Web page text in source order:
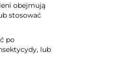
obejmują
stosować
po
lub